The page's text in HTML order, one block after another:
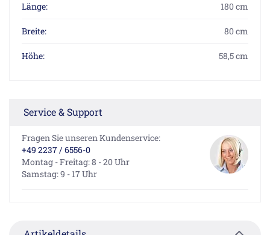
Länge: 180 cm
Breite: 80 cm
Höhe: 58,5 cm
Service & Support
Fragen Sie unseren Kundenservice:
+49 2237 / 6556-0
Montag - Freitag: 8 - 20 Uhr
Samstag: 9 - 17 Uhr